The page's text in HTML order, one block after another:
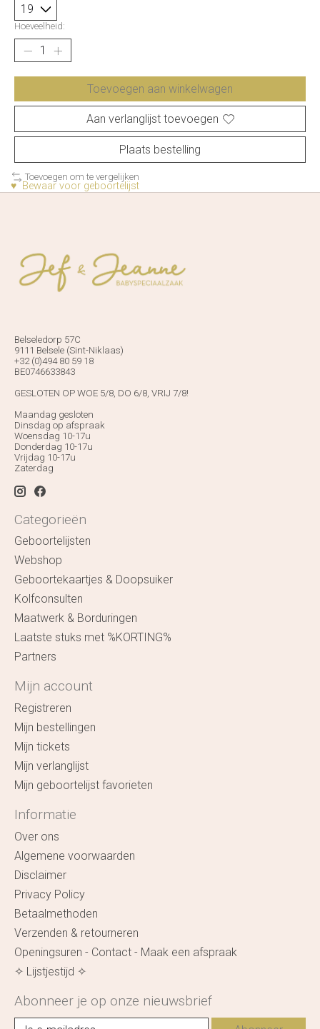
Hoeveelheid:
Toevoegen aan winkelwagen
Aan verlanglijst toevoegen
Plaats bestelling
Toevoegen om te vergelijken
♥ Bewaar voor geboortelijst
Belseledorp 57C
9111 Belsele (Sint-Niklaas)
+32 (0)494 80 59 18
BE0746633843
GESLOTEN OP WOE 5/8, DO 6/8, VRIJ 7/8!
Maandag gesloten
Dinsdag op afspraak
Woensdag 10-17u
Donderdag 10-17u
Vrijdag 10-17u
Zaterdag
Categorieën
Geboortelijsten
Webshop
Geboortekaartjes & Doopsuiker
Kolfconsulten
Maatwerk & Borduringen
Laatste stuks met %KORTING%
Partners
Mijn account
Registreren
Mijn bestellingen
Mijn tickets
Mijn verlanglijst
Mijn geboortelijst favorieten
Informatie
Over ons
Algemene voorwaarden
Disclaimer
Privacy Policy
Betaalmethoden
Verzenden & retourneren
Openingsuren - Contact - Maak een afspraak
✧ Lijstjestijd ✧
Abonneer je op onze nieuwsbrief